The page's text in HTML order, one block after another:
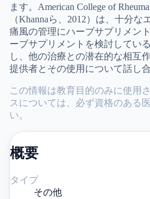
ます。American College of
（Khannaら、2012）は、十分な
痛風の管理にハーブサプリメン
ーブサプリメントを検討してい
し、他の治療との潜在的な相互
提供者とその使用について話し
この情報は教育目的のみに使用
スについては、必ず資格のある
い。
概要
タイプ
その他